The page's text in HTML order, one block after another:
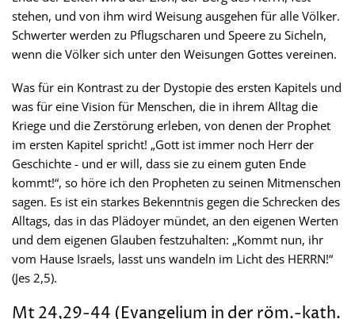
stehen, und von ihm wird Weisung ausgehen für alle Völker.
Schwerter werden zu Pflugscharen und Speere zu Sicheln,
wenn die Völker sich unter den Weisungen Gottes vereinen.
Was für ein Kontrast zu der Dystopie des ersten Kapitels und
was für eine Vision für Menschen, die in ihrem Alltag die
Kriege und die Zerstörung erleben, von denen der Prophet
im ersten Kapitel spricht! „Gott ist immer noch Herr der
Geschichte - und er will, dass sie zu einem guten Ende
kommt!“, so höre ich den Propheten zu seinen Mitmenschen
sagen. Es ist ein starkes Bekenntnis gegen die Schrecken des
Alltags, das in das Plädoyer mündet, an den eigenen Werten
und dem eigenen Glauben festzuhalten: „Kommt nun, ihr
vom Hause Israels, lasst uns wandeln im Licht des HERRN!“
(Jes 2,5).
Mt 24,29-44 (Evangelium in der röm.-kath.